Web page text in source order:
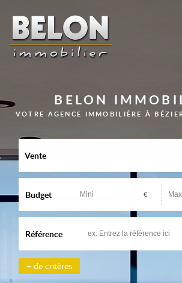
Maisons, villas, propriétés
Commerces et Entreprises
Alerte e-mail
Vous vendez votre bien
BELON
VOTRE AGENCE IMMOBILIÈRE À
Vente
Budget €
Référence
+ de critères